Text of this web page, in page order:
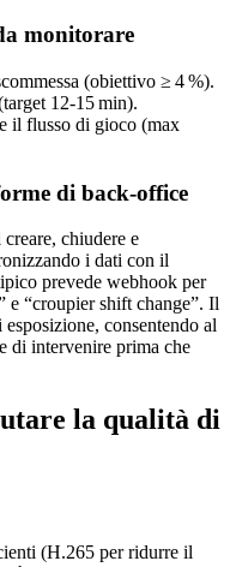
monitorare
(obiettivo ≥ 4 %).
12‑15 min).
il flusso di gioco (max
di back‑office
chiudere e
i dati con il
prevede webhook per
e “croupier shift change”. Il
consentendo al
di intervenire prima che
la qualità di
(H.265 per ridurre il